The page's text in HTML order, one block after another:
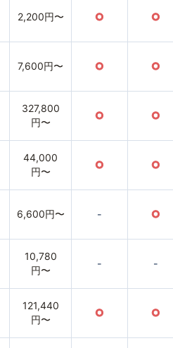
2,200円〜 ○ ○
7,600円〜 ○ ○
327,800
円〜
○ ○
44,000
円〜
○ ○
6,600円〜 - ○
10,780
円〜
- -
121,440
円〜
○ ○